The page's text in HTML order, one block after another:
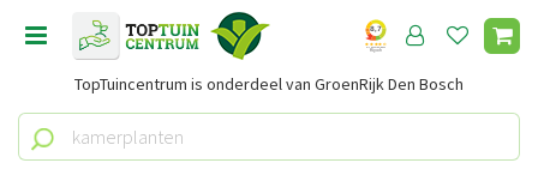
TopTuincentrum is onderdeel van GroenRijk Den Bosch